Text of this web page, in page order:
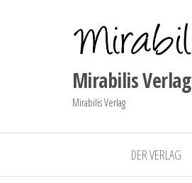
Mirabilis Verlag
Mirabilis Verlag
DER VERLAG